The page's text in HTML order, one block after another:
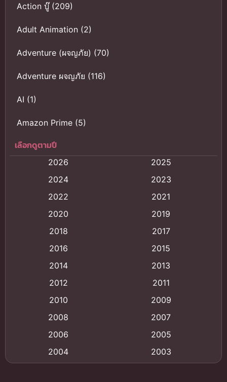
Action บู๊(209)
Adult Animation (2)
Adventure (ผจญภัย) (70)
Adventure ผจญภัย (116)
AI (1)
Amazon Prime (5)
Anal (ประตูหลัง)
Animation การ์ตูน
Animation อนิเมะ
Animation แอนิเมชัน
(9)
Big tits (นมใหญ่)
Bitch (ผู้หญิงร่าน)
เลือกดูตามปี
2026
2025
2024
2023
2022
2021
2020
2019
2018
2017
2016
2015
2014
2013
2012
2011
2010
2009
2008
2007
2006
2005
2004
2003